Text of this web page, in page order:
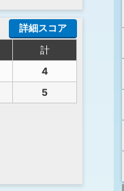
計
4
5
詳細スコア